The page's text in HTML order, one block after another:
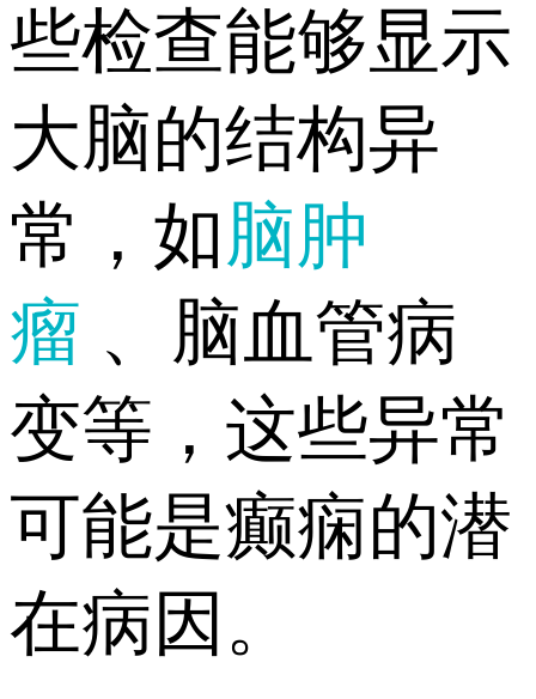
些检查能够显示
大脑的结构异
常，如脑肿
瘤 、脑血管病
变等，这些异常
可能是癫痫的潜
在病因。